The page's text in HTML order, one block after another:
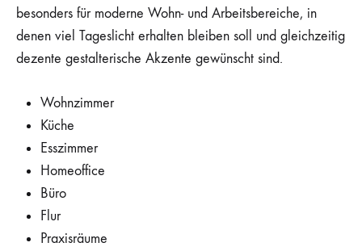
besonders für moderne Wohn- und Arbeitsbereiche, in
denen viel Tageslicht erhalten bleiben soll und gleichzeitig
dezente gestalterische Akzente gewünscht sind.
Wohnzimmer
Küche
Esszimmer
Homeoffice
Büro
Flur
Praxisräume